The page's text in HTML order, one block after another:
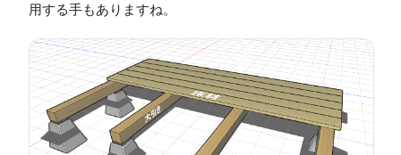
用する手もありますね。